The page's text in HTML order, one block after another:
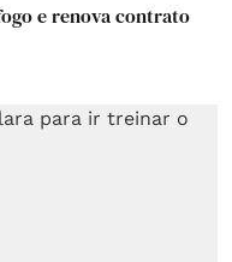
e renova contrato